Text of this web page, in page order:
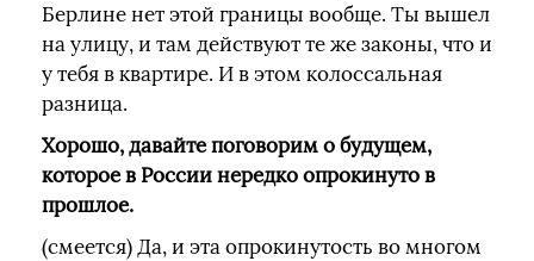
Берлине нет этой границы вообще. Ты вышел
на улицу, и там действуют те же законы, что и
у тебя в квартире. И в этом колоссальная
разница.
Хорошо, давайте поговорим о будущем,
которое в России нередко опрокинуто в
прошлое.
(смеется) Да, и эта опрокинутость во многом